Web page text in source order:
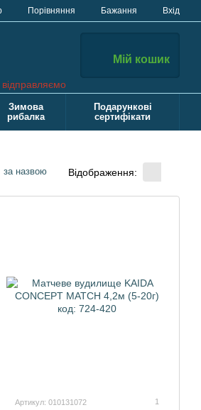
Порівняння Бажання Вхід
Мій кошик
Зимова
рибалка
Подарункові
сертифікати
за назвою Відображення:
Артикул: 010131072 1